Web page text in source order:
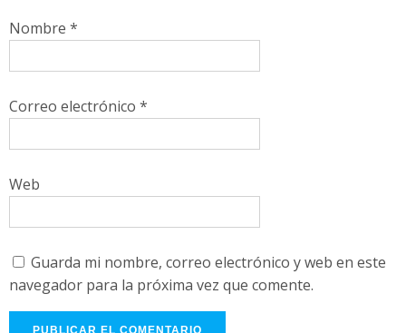
Nombre *
Correo electrónico *
Web
Guarda mi nombre, correo electrónico y web en este
navegador para la próxima vez que comente.